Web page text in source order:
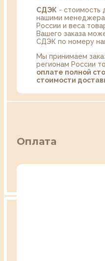
СДЭК - стоимость
нашими
России и веса
Вашего заказа
СДЭК по номеру
Мы принимаем
регионам России
оплате полной
стоимости
Оплата